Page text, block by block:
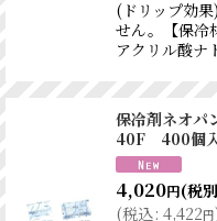
(ドリップ効
せん。【保冷
アクリル酸
保冷剤ネオ
40F 400個
4,020円(税
(税込: 4,422円